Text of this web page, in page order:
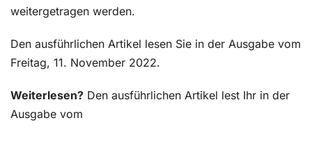
weitergetragen werden.
Den ausführlichen Artikel lesen Sie in der Ausgabe vom
Freitag, 11. November 2022.
Weiterlesen? Den ausführlichen Artikel lest Ihr in der
Ausgabe vom